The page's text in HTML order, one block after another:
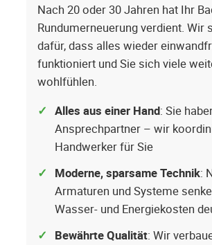
Nach 20 oder 30 Jahren hat Ihr
Rundumerneuerung verdient. Wir
dafür, dass alles wieder
funktioniert und Sie sich viele
wohlfühlen.
Alles aus einer Hand: Sie
Ansprechpartner – wir
Handwerker für Sie
Moderne, sparsame Technik:
Armaturen und Systeme
Wasser- und Energiekosten
Bewährte Qualität: Wir